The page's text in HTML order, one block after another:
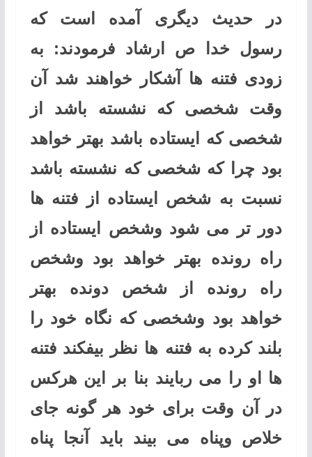
در حدیث دیگری آمده است که
رسول خدا ص ارشاد فرمودند: به
زودی فتنه ها آشکار خواهند شد آن
وقت شخصی که نشسته باشد از
شخصی که ایستاده باشد بهتر خواهد
بود چرا که شخصی که نشسته باشد
نسبت به شخص ایستاده از فتنه ها
دور تر می شود وشخص ایستاده از
راه رونده بهتر خواهد بود وشخص
راه رونده از شخص دونده بهتر
خواهد بود وشخصی که نگاه خود را
بلند کرده به فتنه ها نظر بیفکند فتنه
ها او را می ربایند بنا بر این هرکس
در آن وقت برای خود هر گونه جای
خلاص وپناه می بیند باید آنجا پناه